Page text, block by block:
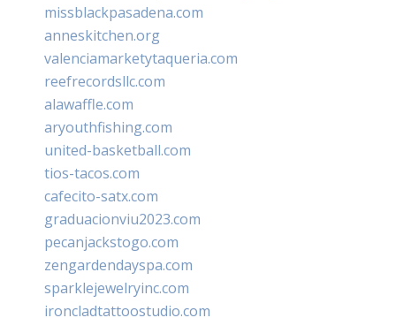
missblackpasadena.com
anneskitchen.org
valenciamarketytaqueria.com
reefrecordsllc.com
alawaffle.com
aryouthfishing.com
united-basketball.com
tios-tacos.com
cafecito-satx.com
graduacionviu2023.com
pecanjackstogo.com
zengardendayspa.com
sparklejewelryinc.com
ironcladtattoostudio.com